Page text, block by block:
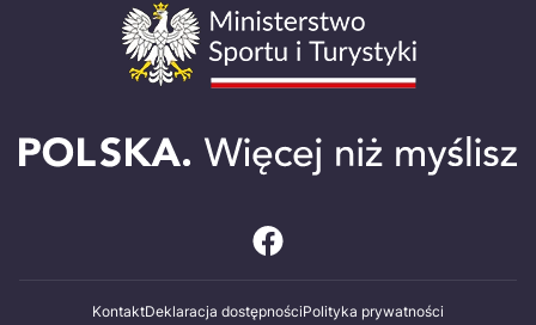
KontaktDeklaracja dostępnościPolityka prywatności